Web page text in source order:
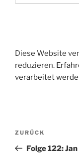
Diese Website
reduzieren.
verarbeitet
Vorheriger
Beitrag
ZURÜCK
Folge 122: